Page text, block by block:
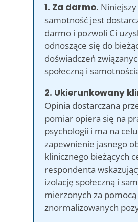
1. Za darmo.
samotność jest
darmo i pozwoli Ci
odnoszące się do
doświadczeń
społeczną i
2. Ukierunkowany
Opinia dostarczana
pomiar opiera się na
psychologii i ma na celu
zapewnienie jasnego
klinicznego bieżących
respondenta
izolację społeczną i
mierzonych za pomocą
znormalizowanych